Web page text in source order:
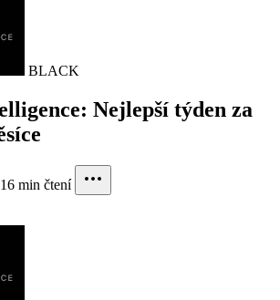
BLACK
Nejlepší týden za
16 min čtení